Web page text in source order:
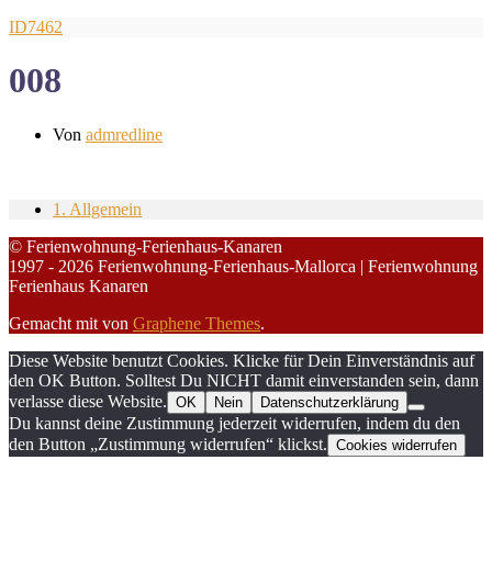
ID7462
008
Von admredline
1. Allgemein
© Ferienwohnung-Ferienhaus-Kanaren
1997 - 2026 Ferienwohnung-Ferienhaus-Mallorca | Ferienwohnung
Ferienhaus Kanaren
Gemacht mit von Graphene Themes.
Diese Website benutzt Cookies. Klicke für Dein Einverständnis auf
den OK Button. Solltest Du NICHT damit einverstanden sein, dann
verlasse diese Website. OK Nein Datenschutzerklärung
Du kannst deine Zustimmung jederzeit widerrufen, indem du den
den Button „Zustimmung widerrufen“ klickst. Cookies widerrufen